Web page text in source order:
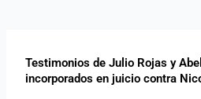
Testimonios de Julio Rojas y
incorporados en juicio contra